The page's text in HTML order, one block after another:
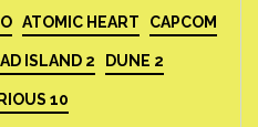
ATOMIC HEART CAPCOM
ISLAND 2 DUNE 2
10